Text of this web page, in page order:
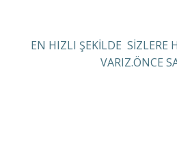
EN HIZLI ŞEKİLDE SİZLERE
VARIZ.ÖNCE